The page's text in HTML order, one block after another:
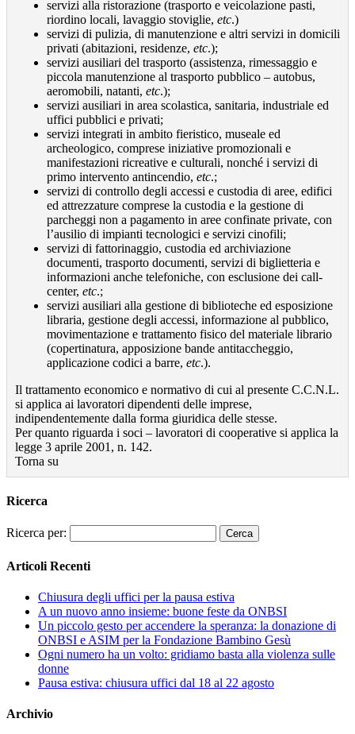
servizi alla ristorazione (trasporto e veicolazione pasti,
riordino locali, lavaggio stoviglie, etc.)
servizi di pulizia, di manutenzione e altri servizi in domicili
privati (abitazioni, residenze, etc.);
servizi ausiliari del trasporto (assistenza, rimessaggio e
piccola manutenzione al trasporto pubblico – autobus,
aeromobili, natanti, etc.);
servizi ausiliari in area scolastica, sanitaria, industriale ed
uffici pubblici e privati;
servizi integrati in ambito fieristico, museale ed
archeologico, comprese iniziative promozionali e
manifestazioni ricreative e culturali, nonché i servizi di
primo intervento antincendio, etc.;
servizi di controllo degli accessi e custodia di aree, edifici
ed attrezzature comprese la custodia e la gestione di
parcheggi non a pagamento in aree confinate private, con
l’ausilio di impianti tecnologici e servizi cinofili;
servizi di fattorinaggio, custodia ed archiviazione
documenti, trasporto documenti, servizi di biglietteria e
informazioni anche telefoniche, con esclusione dei call-
center, etc.;
servizi ausiliari alla gestione di biblioteche ed esposizione
libraria, gestione degli accessi, informazione al pubblico,
movimentazione e trattamento fisico del materiale librario
(copertinatura, apposizione bande antitaccheggio,
applicazione codici a barre, etc.).
Il trattamento economico e normativo di cui al presente C.C.N.L.
si applica ai lavoratori dipendenti delle imprese,
indipendentemente dalla forma giuridica delle stesse.
Per quanto riguarda i soci – lavoratori di cooperative si applica la
legge 3 aprile 2001, n. 142.
Torna su
Ricerca
Ricerca per:
Articoli Recenti
Chiusura degli uffici per la pausa estiva
A un nuovo anno insieme: buone feste da ONBSI
Un piccolo gesto per accendere la speranza: la donazione di
ONBSI e ASIM per la Fondazione Bambino Gesù
Ogni numero ha un volto: gridiamo basta alla violenza sulle
donne
Pausa estiva: chiusura uffici dal 18 al 22 agosto
Archivio